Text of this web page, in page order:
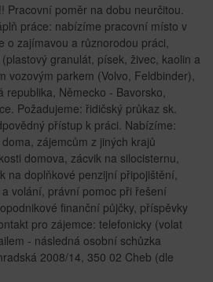
Pracovní poměr na dobu neurčitou.
práce: nabízíme pracovní místo v
o zajímavou a různorodou práci,
granulát, písek, živec, kaolin a
vozovým parkem (Volvo, Feldbinder),
Německo - Bavorsko,
Požadujeme: řidičský průkaz sk.
přístup k práci. Nabízíme:
zájemcům z jiných krajů
domova, zácvik na silocisternu,
na doplňkové penzijní připojištění,
volání, právní pomoc při řešení
finanční půjčky, příspěvky
pro zájemce: telefonicky (volat
- následná osobní schůzka
2008/14, 350 02 Cheb (dle